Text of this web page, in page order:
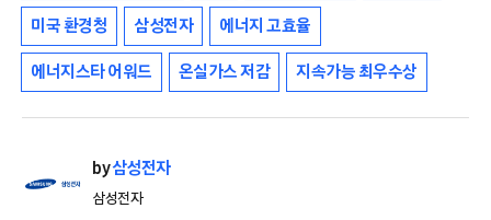
미국 환경청 삼성전자 에너지 고효율
에너지스타 어워드 온실가스 저감 지속가능 최우수상
by삼성전자
삼성전자